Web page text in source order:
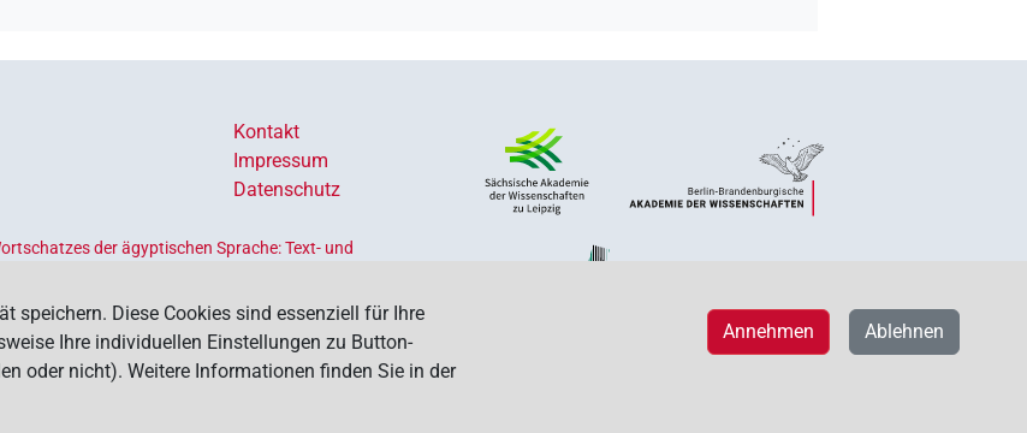
Kontakt
Impressum
Datenschutz
der ägyptischen Sprache: Text- und
speichern. Diese Cookies sind essenziell für Ihre
Ihre individuellen Einstellungen zu Button-
oder nicht). Weitere Informationen finden Sie in der
Ablehnen
Annehmen